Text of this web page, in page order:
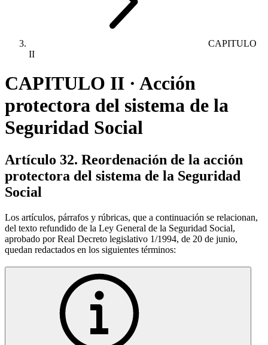
CAPITULO
II
CAPITULO II · Acción
protectora del sistema de la
Seguridad Social
Artículo 32. Reordenación de la acción
protectora del sistema de la Seguridad
Social
Los artículos, párrafos y rúbricas, que a continuación se relacionan,
del texto refundido de la Ley General de la Seguridad Social,
aprobado por Real Decreto legislativo 1/1994, de 20 de junio,
quedan redactados en los siguientes términos: